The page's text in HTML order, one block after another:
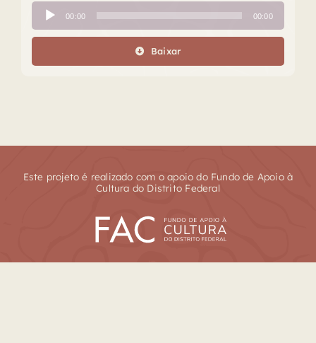
Tocador
de
áudio
00:00 00:00
Baixar
Este projeto é realizado com o apoio do Fundo de Apoio à
Cultura do Distrito Federal